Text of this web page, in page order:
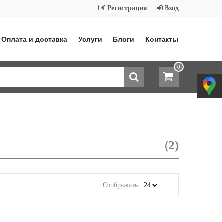
Регистрация Вход
Оплата и доставка Услуги Блоги Контакты
0
(2)
Отображать: